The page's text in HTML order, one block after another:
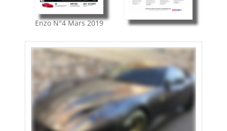
EnzoN°4Mars 2019